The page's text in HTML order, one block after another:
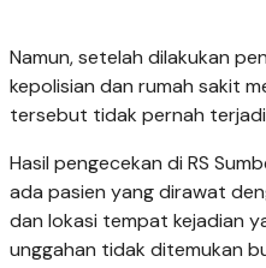
Namun, setelah dilakukan
kepolisian dan rumah sakit
tersebut tidak pernah
Hasil pengecekan di RS
ada pasien yang dirawat
dan lokasi tempat kejadian
unggahan tidak ditemukan